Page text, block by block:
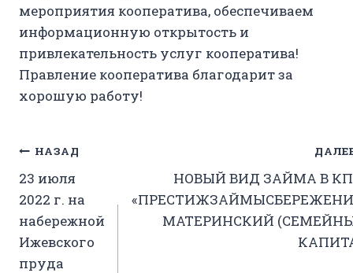
мероприятия кооператива, обеспечиваем
информационную открытость и
привлекательность услуг кооператива!
Правление кооператива благодарит за
хорошую работу!
Навигация
по
записям
НАЗАД
23 июля
2022 г. на
набережной
Ижевского
пруда
НОВЫЙ ВИД ЗАЙМА В
МАТЕРИНСКИЙ